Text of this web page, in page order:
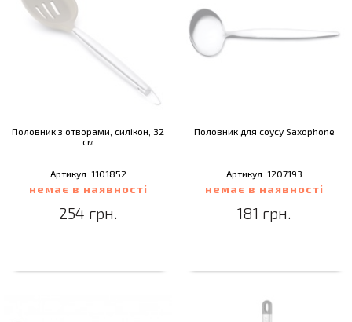
Половник з отворами, силікон, 32
см
Артикул: 1101852
немає в наявності
254 грн.
Половник для соусу Saxophone
Артикул: 1207193
немає в наявності
181 грн.